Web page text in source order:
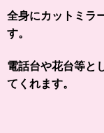
全身にカットミラ
す。
電話台や花台等と
てくれます。